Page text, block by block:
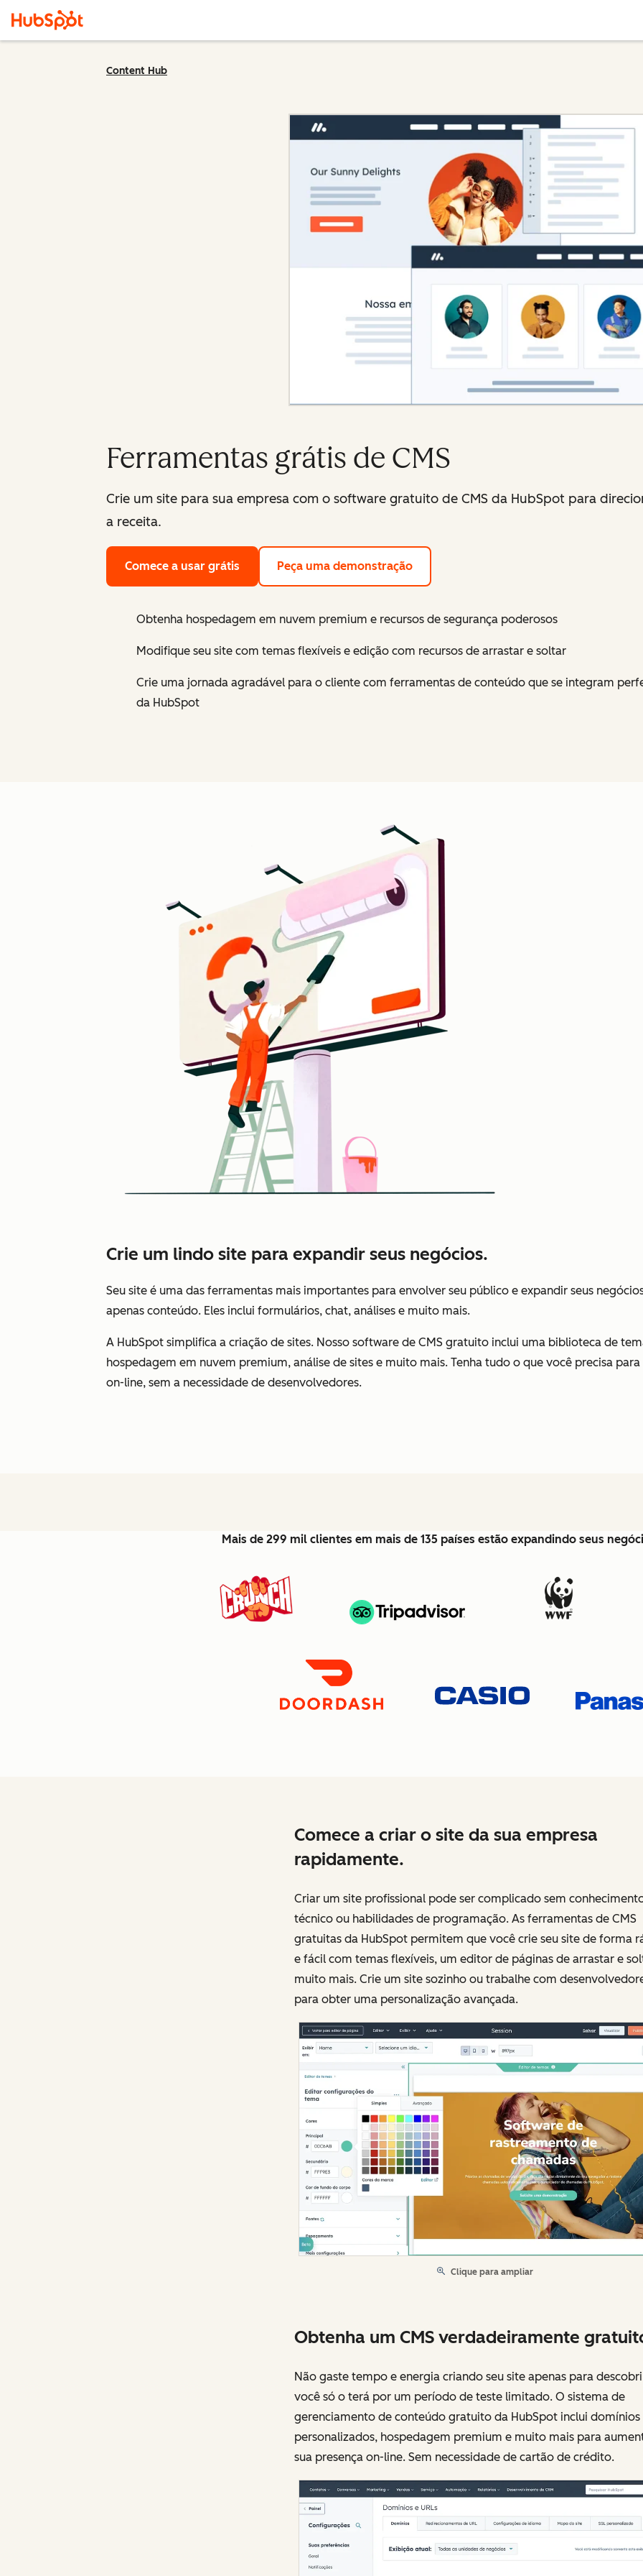
Content Hub
Ferramentas grátis de CMS
Crie um site para sua empresa com o software gratuito de CMS da HubSpot para
a receita.
Comece a usar grátis Peça uma demonstração
Obtenha hospedagem em nuvem premium e recursos de segurança poderosos
Modifique seu site com temas flexíveis e edição com recursos de arrastar e soltar
Crie uma jornada agradável para o cliente com ferramentas de conteúdo que se integram
da HubSpot
Crie um lindo site para expandir seus negócios.
Seu site é uma das ferramentas mais importantes para envolver seu público e expandir seus
apenas conteúdo. Eles inclui formulários, chat, análises e muito mais.
A HubSpot simplifica a criação de sites. Nosso software de CMS gratuito inclui uma biblioteca de
hospedagem em nuvem premium, análise de sites e muito mais. Tenha tudo o que você precisa
on-line, sem a necessidade de desenvolvedores.
Mais de 299 mil clientes em mais de 135 países estão expandindo seus
Comece a criar o site da sua empresa
rapidamente.
Criar um site profissional pode ser complicado sem
técnico ou habilidades de programação. As ferramentas de CMS
gratuitas da HubSpot permitem que você crie seu site de forma
e fácil com temas flexíveis, um editor de páginas de arrastar e
muito mais. Crie um site sozinho ou trabalhe com
para obter uma personalização avançada.
Clique para ampliar
Obtenha um CMS verdadeiramente
Não gaste tempo e energia criando seu site apenas para
você só o terá por um período de teste limitado. O sistema de
gerenciamento de conteúdo gratuito da HubSpot inclui domínios
personalizados, hospedagem premium e muito mais para
sua presença on-line. Sem necessidade de cartão de crédito.